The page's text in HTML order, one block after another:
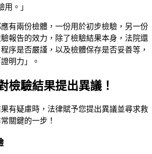
用。」
有兩份檢體，一份用於初步檢驗，另一份
報告的效力，除了檢驗結果本身，法院還
序是否嚴謹，以及檢體保存是否妥善等，
明力」。
檢驗結果提出異議！
有疑慮時，法律賦予您提出異議並尋求救
關鍵的一步！